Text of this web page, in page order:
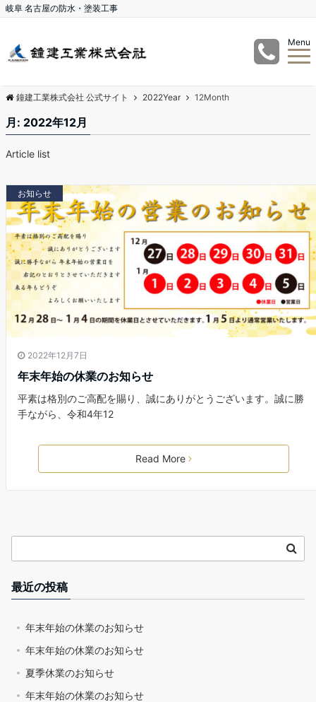
岐阜 名古屋の防水・塗装工事
Menu
鐘建工業株式会社 公式サイト 2022Year 12Month
月: 2022年12月
Article list
お知らせ
2022年12月7日
年末年始の休業のお知らせ
平素は格別のご高配を賜り、誠にありがとうございます。誠に勝
手ながら、令和4年12
Read More
最近の投稿
年末年始の休業のお知らせ
年末年始の休業のお知らせ
夏季休業のお知らせ
年末年始の休業のお知らせ